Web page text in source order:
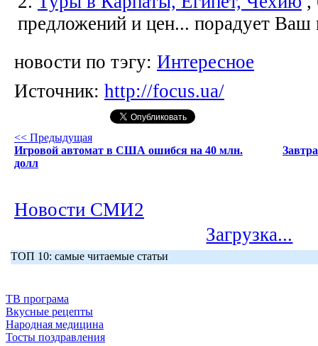
предложений и цен... порадует Ваш
новости по тэгу: Интересное
Источник: http://focus.ua/
<< Предыдущая
Игровой автомат в США ошибся на 40 млн.
долл
Новости СМИ2
Загрузка...
ТОП 10: самые читаемые статьи
ТВ програма
Вкусные рецепты
Народная медицина
Тосты поздравления